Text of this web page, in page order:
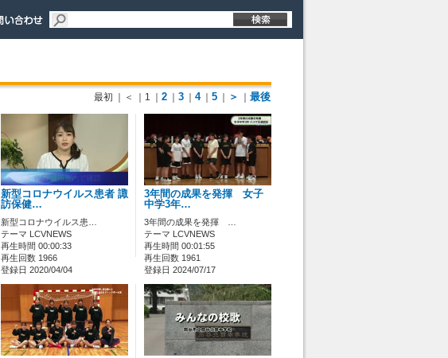
最初 ｜＜ ｜1 2 3 4 5 ＞ 最後
新型コロナウイルス患者 諏
訪保健…
新型コロナウイルス患…
テーマ LCVNEWS
再生時間 00:00:33
再生回数 1966
登録日 2020/04/04
3年間の成果を発揮 女子
中学3年…
3年間の成果を発揮 …
テーマ LCVNEWS
再生時間 00:01:55
再生回数 1961
登録日 2024/07/17